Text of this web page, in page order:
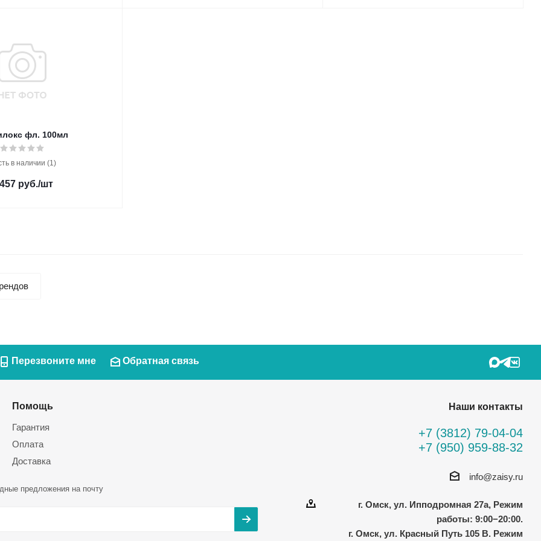
фл. 100мл
в наличии (1)
руб./шт
Перезвоните мне Обратная связь
Помощь
Гарантия
Оплата
Доставка
предложения на почту
Наши контакты
+7 (3812) 79-04-04
+7 (950) 959-88-32
info@zaisy.ru
г. Омск, ул. Ипподромная 27а, Режим
работы: 9:00−20:00.
г. Омск, ул. Красный Путь 105 В. Режим